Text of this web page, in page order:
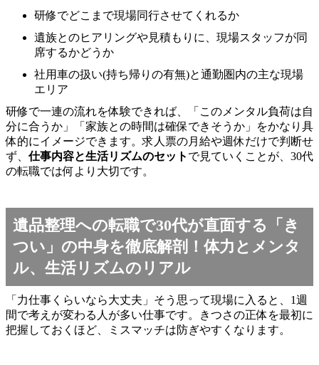
研修でどこまで現場同行させてくれるか
遺族とのヒアリングや見積もりに、現場スタッフが同
席するかどうか
社用車の扱い(持ち帰りの有無)と通勤圏内の主な現場
エリア
研修で一連の流れを体験できれば、「このメンタル負荷は自
分に合うか」「家族との時間は確保できそうか」をかなり具
体的にイメージできます。求人票の月給や週休だけで判断せ
ず、 仕事内容と生活リズムのセット で見ていくことが、30代
の転職では何より大切です。
遺品整理への転職で30代が直面する「き
つい」の中身を徹底解剖！体力とメンタ
ル、生活リズムのリアル
「力仕事くらいなら大丈夫」そう思って現場に入ると、1週
間で考えが変わる人が多い仕事です。きつさの正体を最初に
把握しておくほど、ミスマッチは防ぎやすくなります。